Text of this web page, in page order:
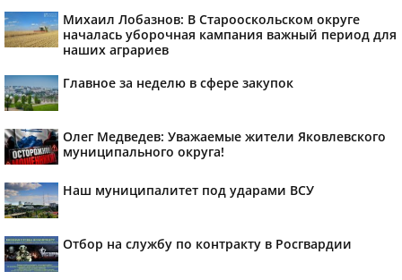
Михаил Лобазнов: В Старооскольском округе
началась уборочная кампания важный период для
наших аграриев
Главное за неделю в сфере закупок
Олег Медведев: Уважаемые жители Яковлевского
муниципального округа!
Наш муниципалитет под ударами ВСУ
Отбор на службу по контракту в Росгвардии